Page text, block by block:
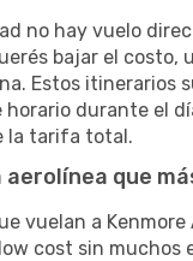
no hay vuelo
bajar el costo,
Estos itinerarios
horario durante el
la tarifa total.
aerolínea que
vuelan a Kenmore
cost sin muchos